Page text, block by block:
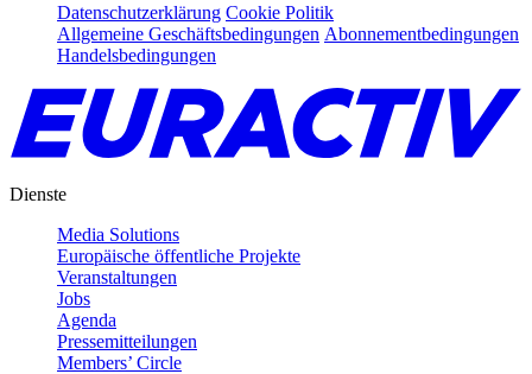
Datenschutzerklärung Cookie Politik
Allgemeine Geschäftsbedingungen Abonnementbedingungen
Handelsbedingungen
Dienste
Media Solutions
Europäische öffentliche Projekte
Veranstaltungen
Jobs
Agenda
Pressemitteilungen
Members’ Circle